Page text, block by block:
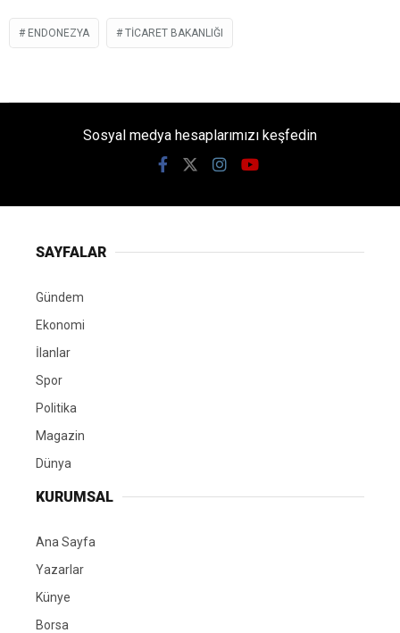
ENDONEZYA TICARET BAKANLIĞI
Sosyal medya hesaplarımızı keşfedin
SAYFALAR
Gündem
Ekonomi
İlanlar
Spor
Politika
Magazin
Dünya
KURUMSAL
Ana Sayfa
Yazarlar
Künye
Borsa